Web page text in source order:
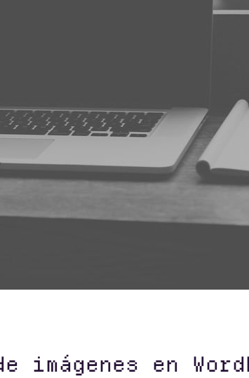
imágenes en